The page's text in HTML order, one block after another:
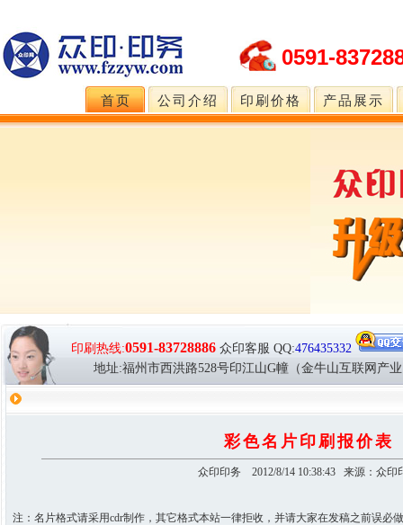
0591-
首页 公司介绍 印刷价格 产品展示
印刷热线:0591-83728886众印客服 QQ:476435332
地址:福州市西洪路528号印江山G幢（金牛山互联网产
彩色名片印刷报价表
众印印务 2012/8/14 10:38:43 来源：众印
注：名片格式请采用cdr制作，其它格式本站一律拒收，并请大家在发稿之前误必